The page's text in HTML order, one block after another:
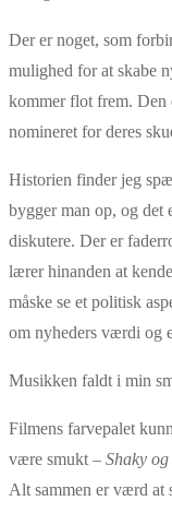
Der er noget, som
mulighed for at skabe
kommer flot frem. Den
nomineret for deres
Historien finder jeg
bygger man op, og det
diskutere. Der er
lærer hinanden at
måske se et politisk
om nyheders værdi og
Musikken faldt i min
Filmens farvepalet
være smukt – Shaky
Alt sammen er værd at